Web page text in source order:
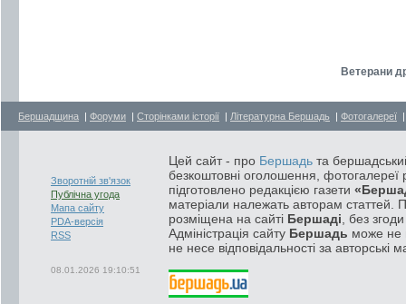
Ветерани
Бершадщина | Форуми | Сторінками історії | Літературна Бершадь | Фотогалереї
Зворотній зв'язок
Публічна угода
Мапа сайту
PDA-версія
RSS
08.01.2026 19:10:51
Цей сайт - про Бершадь та
безкоштовні оголошення, фотогалереї
підготовлено редакцією газети
матеріали належать авторам статтей.
розміщена на сайті Бершаді , без
Адміністрація сайту Бершадь може не
не несе відповідальності за авторські